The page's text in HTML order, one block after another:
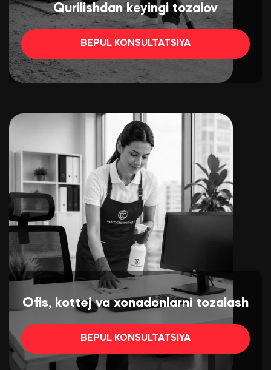
Qurilishdan keyingi tozalov
BEPUL KONSULTATSIYA
Ofis, kottej va xonadonlarni tozalash
BEPUL KONSULTATSIYA